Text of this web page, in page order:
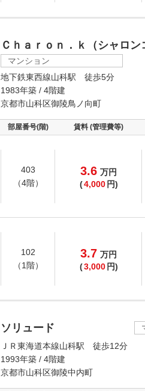
Ｃｈａｒｏｎ．ｋ（シャロン
マンション
地下鉄東西線山科駅 徒歩5分
1983年築 / 4階建
京都市山科区御陵鳥ノ向町
部屋番号(階) 賃料 (管理費等)
403
（4階）
3.6 万円
(4,000 円)
102
（1階）
3.7 万円
(3,000 円)
ソリュード
ＪＲ東海道本線山科駅 徒歩12分
1993年築 / 4階建
京都市山科区御陵中内町